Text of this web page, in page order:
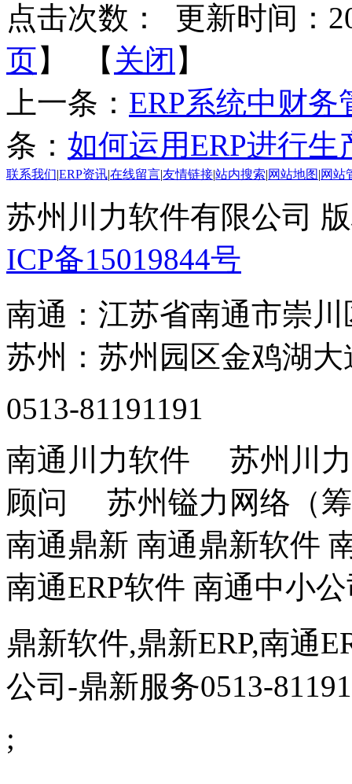
点击次数：
更新时间：
页】 【 关闭 】
上一条： ERP系统中财
条： 如何运用ERP进行生
联系我们|ERP资讯|在线留言|友情链接|站内搜索|网站地图|网站
苏州川力软件有限公司
ICP备15019844号
南通：江苏省南通市崇
苏州：苏州园区金鸡湖
0513-81191191
南通川力软件 苏州川
顾问 苏州镒力网络（
南通鼎新 南通鼎新软件
南通ERP软件 南通中小
鼎新软件,鼎新ERP,南通
公司 -鼎新服务0513-
;